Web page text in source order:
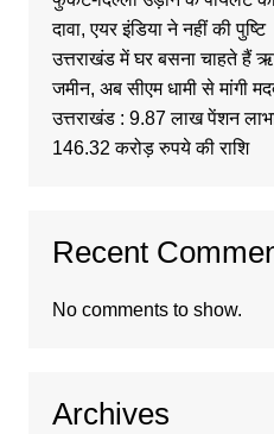
दावा, एयर इंडिया ने नहीं की पुष्टि
उत्तराखंड में घर बसना चाहते हैं
जमीन, अब सीएम धामी से मांगी
उत्तराखंड : 9.87 लाख पेंशन
146.32 करोड़ रुपये की राशि
Recent
No comments to show.
Archives